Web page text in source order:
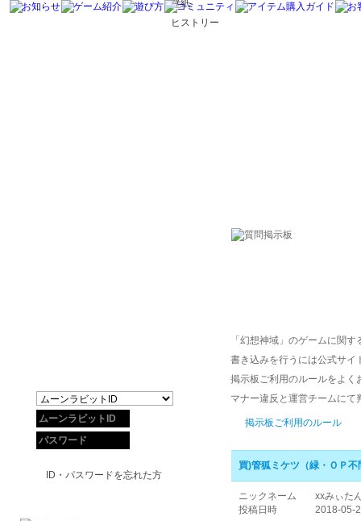
壁紙
ヒストリー
「幻想神域」のゲームに関
書き込みを行うには公式サイ
掲示板ご利用のルールをよ
マナー違反と運営チームに
掲示板ご利用のルール
買)管狐ミケツ（緑・ＯＰ不
ニックネーム
xxみぃた
投稿日時
2018-05-
ID・パスワードを忘れた方